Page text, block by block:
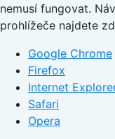
nemusí fungovat.
prohlížeče najdete
Google Chrome
Firefox
Internet
Safari
Opera